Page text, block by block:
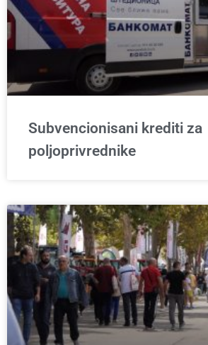
Subvencionisani krediti za
poljoprivrednike